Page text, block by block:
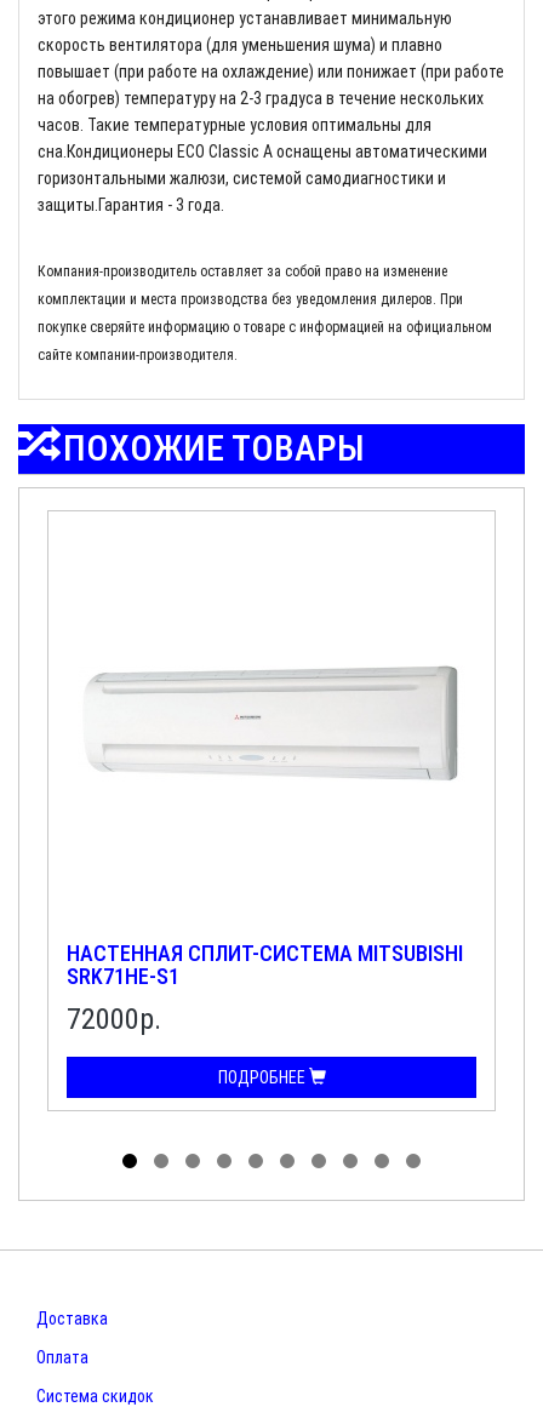
этого режима кондиционер устанавливает минимальную
скорость вентилятора (для уменьшения шума) и плавно
повышает (при работе на охлаждение) или понижает (при работе
на обогрев) температуру на 2-3 градуса в течение нескольких
часов. Такие температурные условия оптимальны для
сна.Кондиционеры ECO Classic A оснащены автоматическими
горизонтальными жалюзи, системой самодиагностики и
защиты.Гарантия - 3 года.
Компания-производитель оставляет за собой право на изменение
комплектации и места производства без уведомления дилеров. При
покупке сверяйте информацию о товаре с информацией на официальном
сайте компании-производителя.
ПОХОЖИЕ ТОВАРЫ
НАСТЕННАЯ СПЛИТ-СИСТЕМА MITSUBISHI
SRK71HE-S1
72000р.
ПОДРОБНЕЕ
Доставка
Оплата
Система скидок